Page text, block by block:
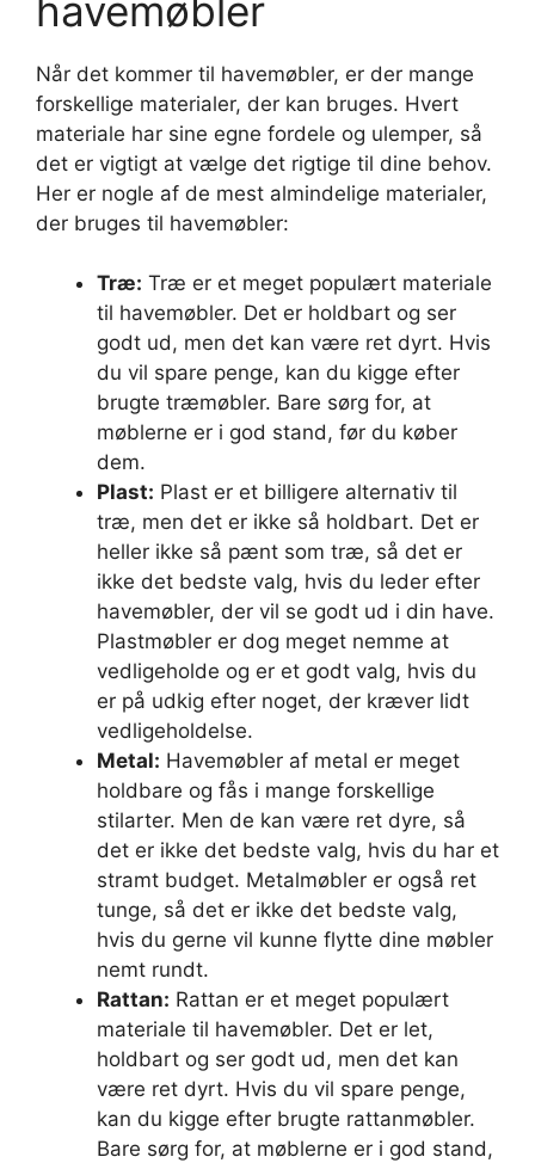
havemøbler
Når det kommer til havemøbler, er der mange
forskellige materialer, der kan bruges. Hvert
materiale har sine egne fordele og ulemper, så
det er vigtigt at vælge det rigtige til dine behov.
Her er nogle af de mest almindelige materialer,
der bruges til havemøbler:
Træ: Træ er et meget populært materiale
til havemøbler. Det er holdbart og ser
godt ud, men det kan være ret dyrt. Hvis
du vil spare penge, kan du kigge efter
brugte træmøbler. Bare sørg for, at
møblerne er i god stand, før du køber
dem.
Plast: Plast er et billigere alternativ til
træ, men det er ikke så holdbart. Det er
heller ikke så pænt som træ, så det er
ikke det bedste valg, hvis du leder efter
havemøbler, der vil se godt ud i din have.
Plastmøbler er dog meget nemme at
vedligeholde og er et godt valg, hvis du
er på udkig efter noget, der kræver lidt
vedligeholdelse.
Metal: Havemøbler af metal er meget
holdbare og fås i mange forskellige
stilarter. Men de kan være ret dyre, så
det er ikke det bedste valg, hvis du har et
stramt budget. Metalmøbler er også ret
tunge, så det er ikke det bedste valg,
hvis du gerne vil kunne flytte dine møbler
nemt rundt.
Rattan: Rattan er et meget populært
materiale til havemøbler. Det er let,
holdbart og ser godt ud, men det kan
være ret dyrt. Hvis du vil spare penge,
kan du kigge efter brugte rattanmøbler.
Bare sørg for, at møblerne er i god stand,